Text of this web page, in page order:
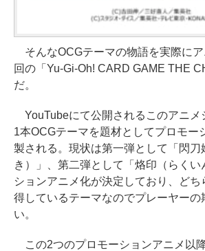
そんなOCGテーマの物語を実際に
回の「Yu-Gi-Oh! CARD GAME THE
だ。
YouTubeにて公開されるこのアニメ
1本OCGテーマを題材としてプロモー
製される。現状は第一弾として「閃刀
き）」、第二弾として「烙印（らくい
ションアニメ化が決定しており、どち
得しているテーマなのでプレーヤーの
い。
この2つのプロモーションアニメ以